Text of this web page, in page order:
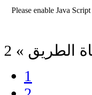
Please enable Java
1